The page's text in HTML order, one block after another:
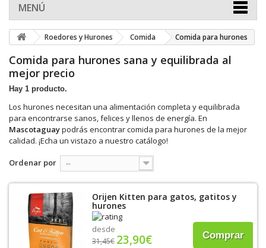
MENÚ
Roedores y Hurones Comida Comida para hurones
Comida para hurones sana y equilibrada al
mejor precio
Hay 1 producto.
Los hurones necesitan una alimentación completa y equilibrada
para encontrarse sanos, felices y llenos de energía. En
Mascotaguaypodrás encontrar comida para hurones de la mejor
calidad. ¡Echa un vistazo a nuestro catálogo!
Ordenar por --
Orijen Kitten para gatos, gatitos y
hurones
desde
31,45€ 23,90€ Comprar